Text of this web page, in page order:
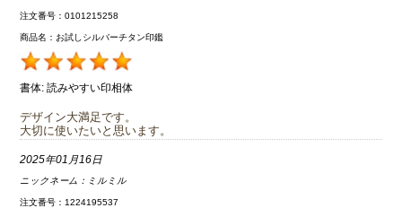
注文番号：0101215258
商品名：お試しシルバーチタン印鑑
書体: 読みやすい印相体
デザイン大満足です。
大切に使いたいと思います。
2025年01月16日
ニックネーム： ミルミル
注文番号：1224195537